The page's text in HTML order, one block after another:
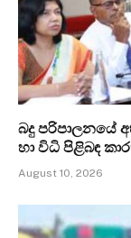
බදු පරිපාලනයේ
හා විධි පිළිබඳ
August 10, 2026